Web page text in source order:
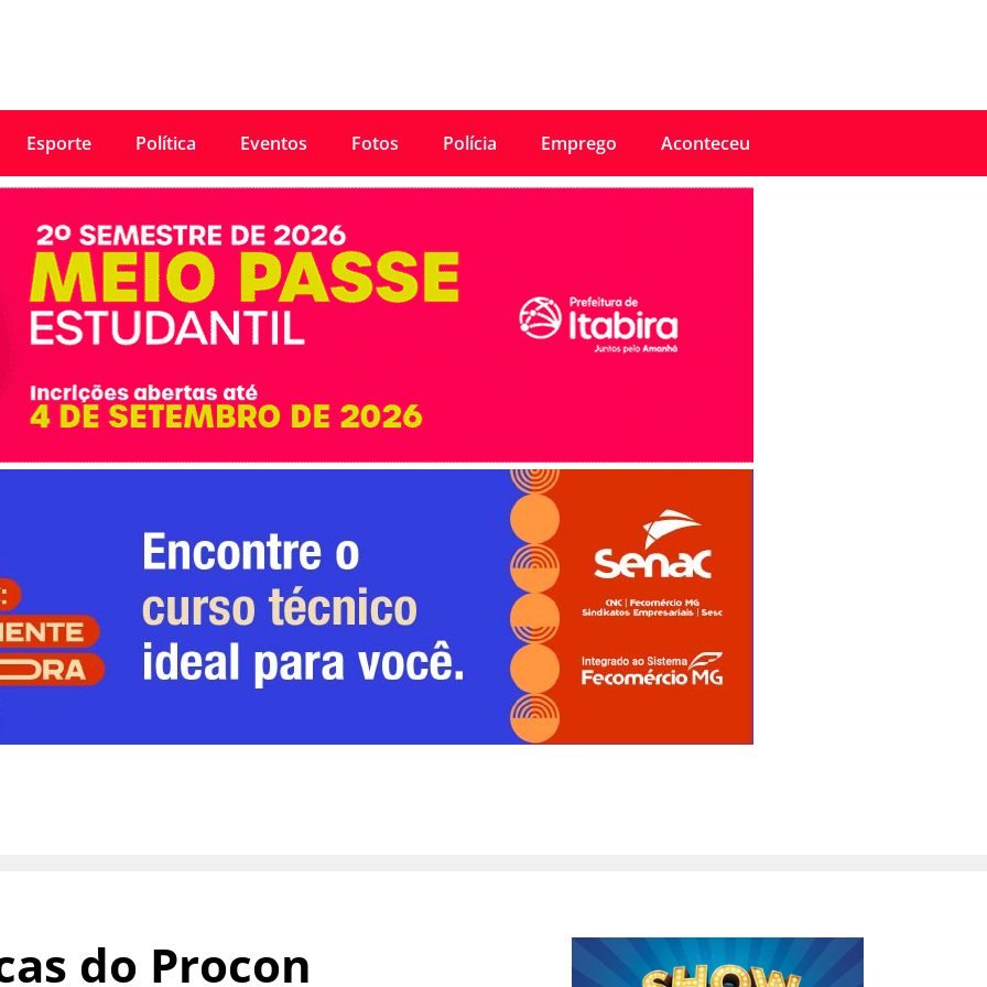
Esporte Política Eventos Fotos Polícia Emprego Aconteceu
do Procon